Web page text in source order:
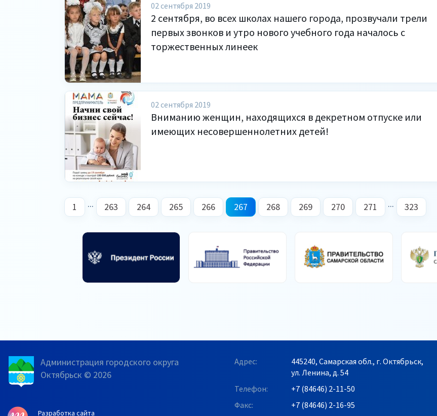
02 сентября 2019
2 сентября, во всех школах нашего города, прозвучали трели
первых звонков и утро нового учебного года началось с
торжественных линеек
02 сентября 2019
Вниманию женщин, находящихся в декретном отпуске или
имеющих несовершеннолетних детей!
1 ... 263 264 265 266 267 268 269 270 271 ... 323
Администрация городского округа
Октябрьск © 2026
Разработка сайта
Адрес:
445240, Самарская обл., г. Октябрьск,
ул. Ленина, д. 54
Телефон:
+7 (84646) 2-11-50
Факс:
+7 (84646) 2-16-95